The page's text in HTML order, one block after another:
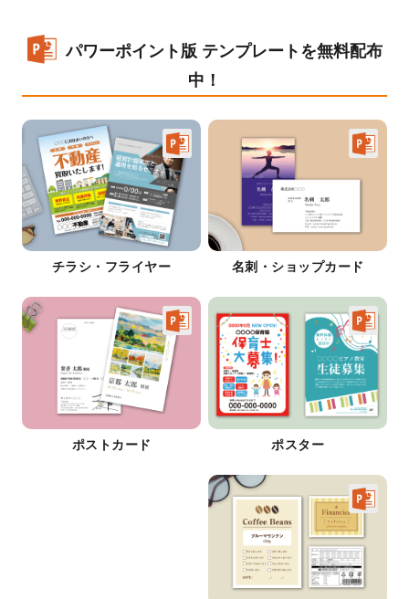
パワーポイント版 テンプレートを無料配布
中！
チラシ・フライヤー 名刺・ショップカード
ポストカード ポスター